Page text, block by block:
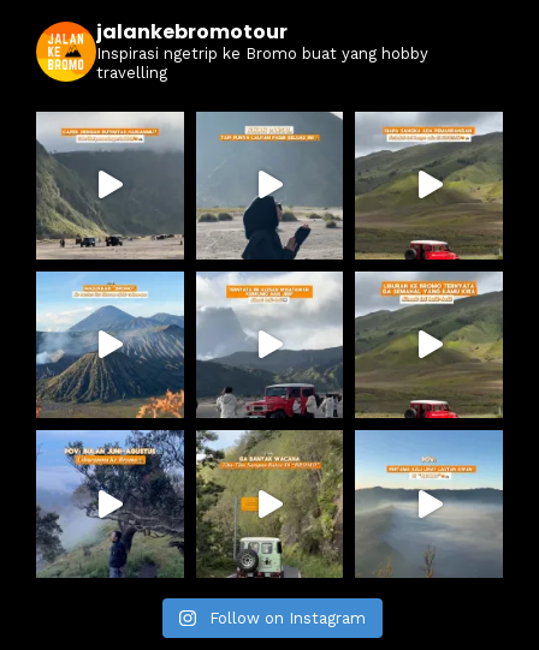
jalankebromotour
Inspirasi ngetrip ke Bromo buat yang hobby
travelling
Follow on Instagram